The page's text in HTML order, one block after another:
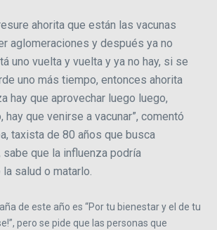
ahorita que están las vacunas
aglomeraciones y después ya no
uno vuelta y vuelta y ya no hay, si se
uno más tiempo, entonces ahorita
hay que aprovechar luego luego,
hay que venirse a vacunar”, comentó
taxista de 80 años que busca
que la influenza podría
salud o matarlo.
de este año es “Por tu bienestar y el de tu
pero se pide que las personas que